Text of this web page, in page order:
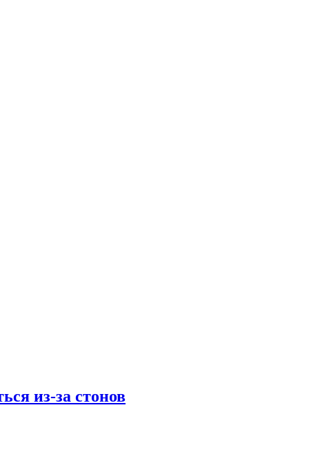
из-за стонов